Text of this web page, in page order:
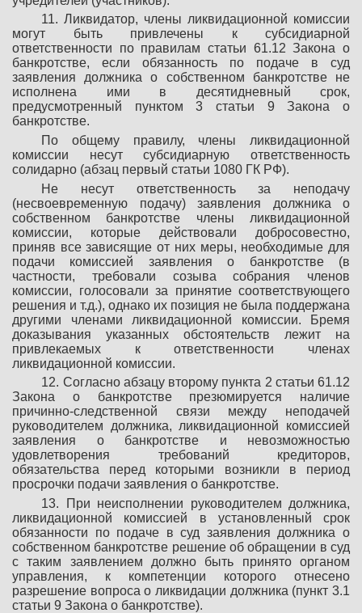
11. Ликвидатор, члены ликвидационной комиссии
могут быть привлечены к субсидиарной
ответственности по правилам статьи 61.12 Закона о
банкротстве, если обязанность по подаче в суд
заявления должника о собственном банкротстве не
исполнена ими в десятидневный срок,
предусмотренный пунктом 3 статьи 9 Закона о
банкротстве.
По общему правилу, члены ликвидационной
комиссии несут субсидиарную ответственность
солидарно (абзац первый статьи 1080 ГК РФ).
Не несут ответственность за неподачу
(несвоевременную подачу) заявления должника о
собственном банкротстве члены ликвидационной
комиссии, которые действовали добросовестно,
приняв все зависящие от них меры, необходимые для
подачи комиссией заявления о банкротстве (в
частности, требовали созыва собрания членов
комиссии, голосовали за принятие соответствующего
решения и т.д.), однако их позиция не была поддержана
другими членами ликвидационной комиссии. Бремя
доказывания указанных обстоятельств лежит на
привлекаемых к ответственности членах
ликвидационной комиссии.
12. Согласно абзацу второму пункта 2 статьи 61.12
Закона о банкротстве презюмируется наличие
причинно-следственной связи между неподачей
руководителем должника, ликвидационной комиссией
заявления о банкротстве и невозможностью
удовлетворения требований кредиторов,
обязательства перед которыми возникли в период
просрочки подачи заявления о банкротстве.
13. При неисполнении руководителем должника,
ликвидационной комиссией в установленный срок
обязанности по подаче в суд заявления должника о
собственном банкротстве решение об обращении в суд
с таким заявлением должно быть принято органом
управления, к компетенции которого отнесено
разрешение вопроса о ликвидации должника (пункт 3.1
статьи 9 Закона о банкротстве).